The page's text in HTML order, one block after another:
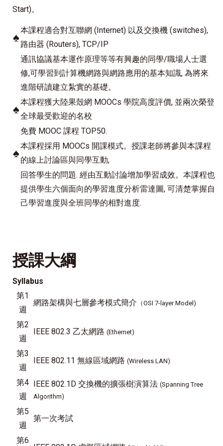
Start)。
♠
本課程適合對互聯網 (Internet) 以及交換機 (switches),
路由器 (Routers), TCP/IP
通訊協議基本運作原理等等有興趣的同學/職場人士選
修,可學習到計算機網路與網路應用的基本知識, 為將來
進階研讀建立紮實的基礎。
♠
本課程獲大陸果殼網 MOOCs 學院高度評價, 並兩次榮登
全球最受歡迎的名校
免費 MOOC 課程 TOP50.
♠
本課程採用 MOOCs 開課模式。授課老師將參與本課程
的線上討論區與同學互動,
回答學生的問題. 經由互動討論增加學習成效。本課程也
提供學生六個面向的學習進度分析雷達圖, 可清楚掌握自
己學習進度與全班同學的相對進度.
授課大綱
Syllabus
第1
週
網路架構與七層參考模式簡介 （OSI 7-layer Model)
第2
週
IEEE 802.3 乙太網路 (Ethernet)
第3
週
IEEE 802.11 無線區域網路 (Wireless LAN)
第4
週
IEEE 802.1D 交換機的擴張樹演算法 (Spanning Tree
Algorithm)
第5
週
第一次考試
第6